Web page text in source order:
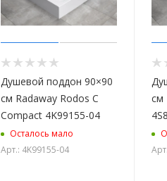
Душевой поддон 90×90
см Radaway Rodos C
Compact 4K99155-04
Осталось мало
Арт.: 4K99155-04
см